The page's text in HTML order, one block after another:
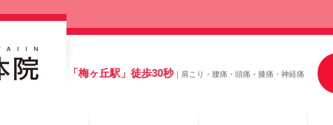
「梅ヶ丘駅」徒歩30秒｜肩こり・腰痛・頭痛・膝痛・神経痛